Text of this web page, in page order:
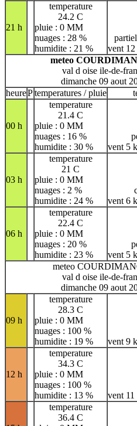
21 h
temperature
24.2 C
pluie : 0 MM
nuages : 28 %
humidite : 21 %
vent
meteo
val d oise ile-de-
dimanche 09 aout
heurePtemperatures / pluie
00 h
temperature
21.4 C
pluie : 0 MM
nuages : 16 %
humidite : 30 %
vent 5
03 h
temperature
21 C
pluie : 0 MM
nuages : 2 %
humidite : 24 %
vent 6
06 h
temperature
22.4 C
pluie : 0 MM
nuages : 20 %
humidite : 23 %
vent 5
meteo
val d oise ile-de-
dimanche 09 aout
09 h
temperature
28.3 C
pluie : 0 MM
nuages : 100 %
humidite : 19 %
vent 9
12 h
temperature
34.3 C
pluie : 0 MM
nuages : 100 %
humidite : 13 %
vent
temperature
36.4 C